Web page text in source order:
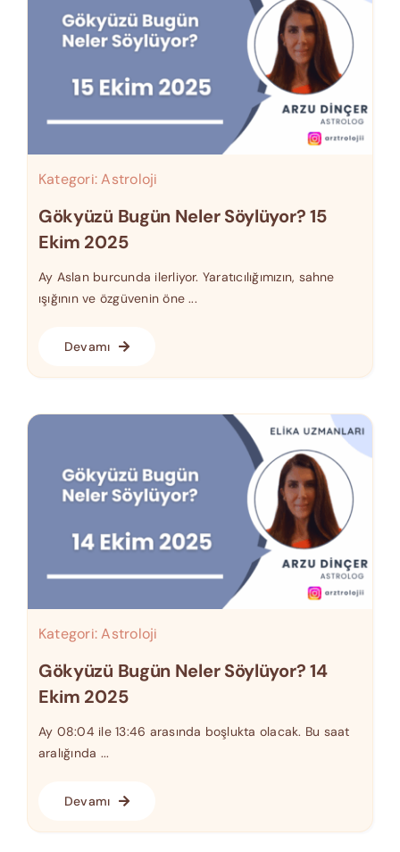
Kategori:Astroloji
Gökyüzü Bugün Neler Söylüyor? 15
Ekim 2025
Ay Aslan burcunda ilerliyor. Yaratıcılığımızın, sahne
ışığının ve özgüvenin öne ...
Devamı
Kategori:Astroloji
Gökyüzü Bugün Neler Söylüyor? 14
Ekim 2025
Ay 08:04 ile 13:46 arasında boşlukta olacak. Bu saat
aralığında ...
Devamı